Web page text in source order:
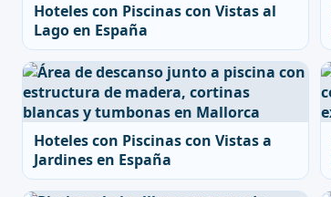
Hoteles con Piscinas con Vistas al
Lago en España
Hoteles con Piscinas con Vistas a
Jardines en España